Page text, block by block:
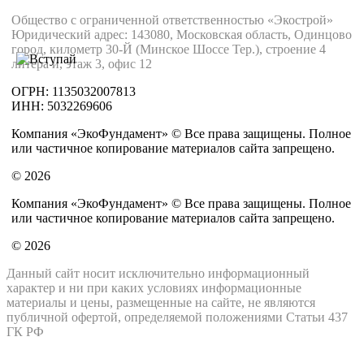
Общество с ограниченной ответственностью «Экострой»
Юридический адрес: 143080, Московская область, Одинцово
город, километр 30-Й (Минское Шоссе Тер.), строение 4
литера и, этаж 3, офис 12
ОГРН: 1135032007813
ИНН: 5032269606
Компания «ЭкоФундамент» © Все права защищены. Полное
или частичное копирование материалов сайта запрещено.
© 2026
Компания «ЭкоФундамент» © Все права защищены. Полное
или частичное копирование материалов сайта запрещено.
© 2026
Данный сайт носит исключительно информационный
характер и ни при каких условиях информационные
материалы и цены, размещенные на сайте, не являются
публичной офертой, определяемой положениями Статьи 437
ГК РФ